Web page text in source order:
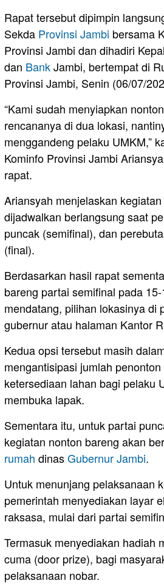
Rapat tersebut dipimpin
Sekda Provinsi Jambi bersama
Provinsi Jambi dan dihadiri
dan BankJambi, bertempat di
Provinsi Jambi, Senin (06/07/
“Kami sudah menyiapkan
rencananya di dua lokasi,
menggandeng pelaku UMKM,”
Kominfo Provinsi Jambi
rapat.
Ariansyah menjelaskan
dijadwalkan berlangsung saat
puncak (semifinal), dan
(final).
Berdasarkan hasil rapat
bareng partai semifinal pada
mendatang, pilihan lokasinya di
gubernur atau halaman Kantor
Kedua opsi tersebut masih
mengantisipasi jumlah
ketersediaan lahan bagi pelaku
membuka lapak.
Sementara itu, untuk partai
kegiatan nonton bareng akan
rumah dinasGubernur Jambi.
Untuk menunjang pelaksanaan
pemerintah menyediakan layar
raksasa, mulai dari partai
Termasuk menyediakan hadiah
cuma (door prize), bagi
pelaksanaan nobar.